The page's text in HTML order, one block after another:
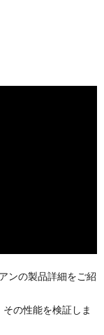
ンの製品詳細をご紹
の性能を検証しま